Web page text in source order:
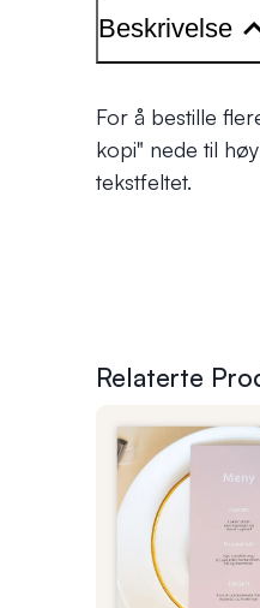
Beskrivelse
For å bestille
kopi" nede til
tekstfeltet.
Relaterte